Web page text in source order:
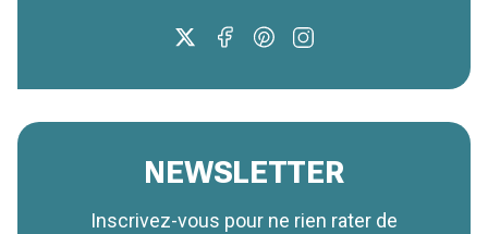
NEWSLETTER
Inscrivez-vous pour ne rien rater de